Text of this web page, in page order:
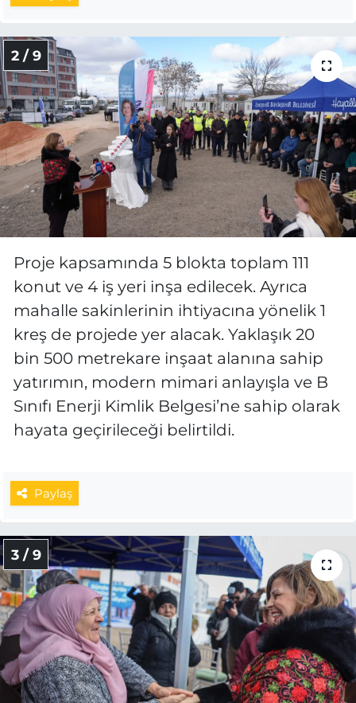
2 / 9
Proje kapsamında 5 blokta toplam 111
konut ve 4 iş yeri inşa edilecek. Ayrıca
mahalle sakinlerinin ihtiyacına yönelik 1
kreş de projede yer alacak. Yaklaşık 20
bin 500 metrekare inşaat alanına sahip
yatırımın, modern mimari anlayışla ve B
Sınıfı Enerji Kimlik Belgesi’ne sahip olarak
hayata geçirileceği belirtildi.
Paylaş
3 / 9